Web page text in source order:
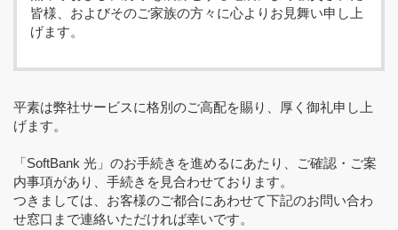
皆様、およびそのご家族の方々に心よりお見舞い申し上
げます。
平素は弊社サービスに格別のご高配を賜り、厚く御礼申し上
げます。
「SoftBank 光」のお手続きを進めるにあたり、ご確認・ご案
内事項があり、手続きを見合わせております。
つきましては、お客様のご都合にあわせて下記のお問い合わ
せ窓口まで連絡いただければ幸いです。